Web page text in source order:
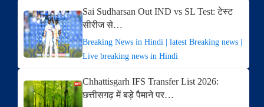
Sai Sudharsan Out IND vs SL Test: टेस्ट
सीरीज से…
Breaking News in Hindi | latest Breaking news |
Live breaking news in Hindi
Chhattisgarh IFS Transfer List 2026:
छत्तीसगढ़ में बड़े पैमाने पर…